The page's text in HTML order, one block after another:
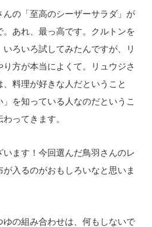
んの「至高のシーザーサラダ」が
。あれ、最っ高です。クルトンを
いろいろ試してみたんですが、リ
り方が本当によくて。リュウジさ
、料理が好きな人だということ
を知っている人なのだというこ
ってきます。
います！今回選んだ鳥羽さんのレ
が入るのがおもしろいなと思いま
ゆの組み合わせは、何もしないで